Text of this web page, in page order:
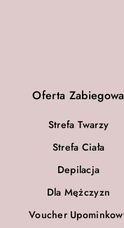
Oferta Zabiegowa
Strefa Twarzy
Strefa Ciała
Depilacja
Dla Mężczyzn
Voucher